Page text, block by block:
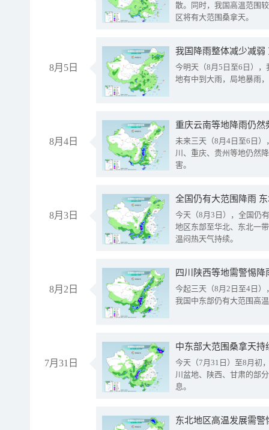
散。同时，我国高温范围
区将有大范围桑拿天。
8月5日
我国降雨整体减少减弱
今明天（8月5日至6日）
地有中到大雨，局地暴雨
8月4日
重庆云南等地降雨仍然
未来三天（8月4日至6日
川、重庆、贵州等地仍然
害。
8月3日
全国仍有大范围降雨
今天（8月3日），全国仍
地区东部至华北、东北一
温闷热天气持续。
8月2日
今起三天（8月2日至4日
我国中东部仍有大范围高
7月31日
中东部大范围桑拿天
今天（7月31日）至8月初
川盆地、陕西、甘肃的部
息。
东北地区高温发展需